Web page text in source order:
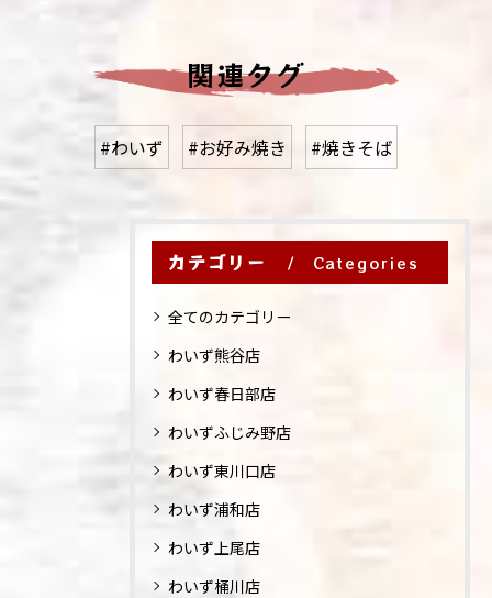
関連タグ
#わいず #お好み焼き #焼きそば
カテゴリー Categories
全てのカテゴリー
わいず熊谷店
わいず春日部店
わいずふじみ野店
わいず東川口店
わいず浦和店
わいず上尾店
わいず桶川店